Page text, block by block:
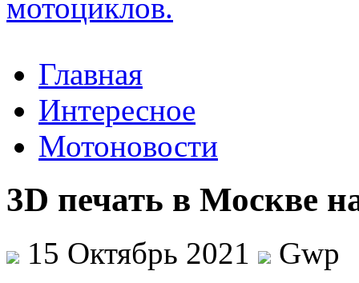
Главная
Интересное
Мотоновости
3D печать в Москве
15 Октябрь 2021
Gwp